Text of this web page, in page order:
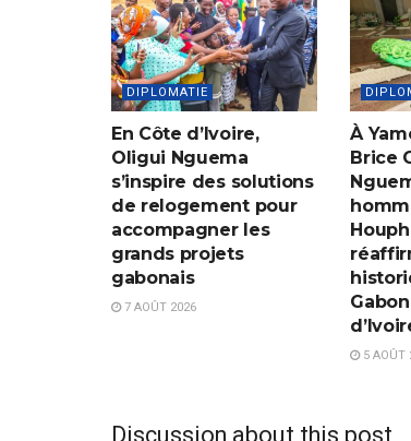
DIPLOMATIE
En Côte d’Ivoire,
Oligui Nguema
s’inspire des solutions
de relogement pour
accompagner les
grands projets
gabonais
7 AOÛT 2026
À
Brice
5 AOÛT
Discussion about this post